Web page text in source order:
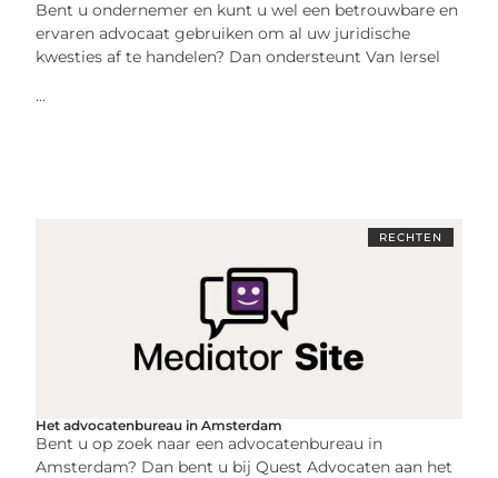
Bent u ondernemer en kunt u wel een betrouwbare en
ervaren advocaat gebruiken om al uw juridische
kwesties af te handelen? Dan ondersteunt Van Iersel
...
RECHTEN
Het advocatenbureau in Amsterdam
Bent u op zoek naar een advocatenbureau in
Amsterdam? Dan bent u bij Quest Advocaten aan het